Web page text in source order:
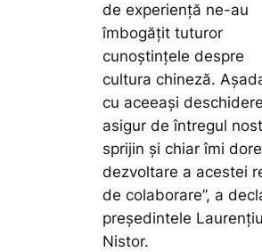
de experiență ne-au
îmbogățit tuturor
cunoștințele despre
cultura chineză.
cu aceeași
asigur de întregul
sprijin și chiar îmi
dezvoltare a acestei
de colaborare”, a
președintele Laurențiu
Nistor.